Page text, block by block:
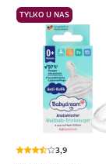
TYLKO U NAS
3,9